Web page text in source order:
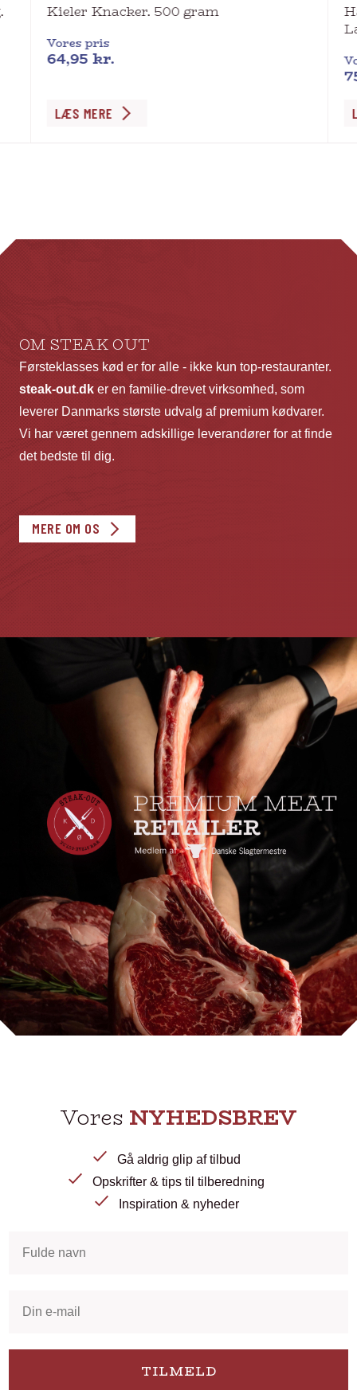
Kieler Knacker. 500 gram
Vores pris
64,95 kr.
LÆS MERE
OM STEAK OUT
Førsteklasses kød er for alle - ikke kun top-restauranter.
steak-out.dk er en familie-drevet virksomhed, som
leverer Danmarks største udvalg af premium kødvarer.
Vi har været gennem adskillige leverandører for at finde
det bedste til dig.
MERE OM OS
Vores NYHEDSBREV
Gå aldrig glip af tilbud
Opskrifter & tips til tilberedning
Inspiration & nyheder
TILMELD